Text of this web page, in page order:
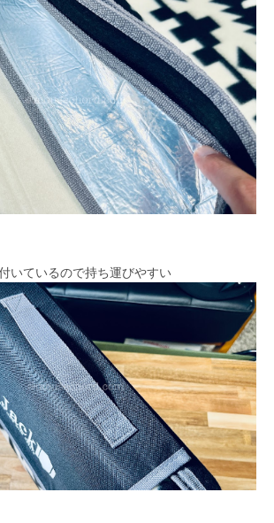
いているので持ち運びやすい